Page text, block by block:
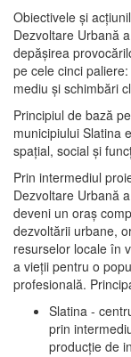
Obiectivele şi
Dezvoltare Urbană
depășirea
pe cele cinci
mediu şi schimbări
Principiul de bază
municipiului Slatina
spaţial, social şi
Prin intermediul
Dezvoltare Urbană
deveni un oraş
dezvoltării urbane,
resurselor locale în
a vieţii pentru o
profesională.
Slatina -
prin
producţie de